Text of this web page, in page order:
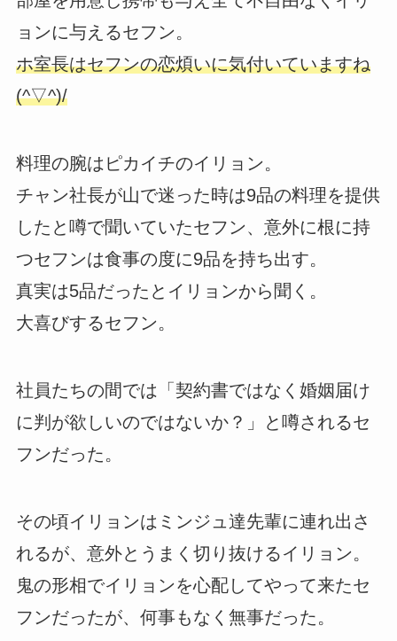
ョンに与えるセフン。
ホ室長はセフンの恋煩いに気付いていますね
(^▽^)/
料理の腕はピカイチのイリョン。
チャン社長が山で迷った時は9品の料理を提供
したと噂で聞いていたセフン、意外に根に持
つセフンは食事の度に9品を持ち出す。
真実は5品だったとイリョンから聞く。
大喜びするセフン。
社員たちの間では「契約書ではなく婚姻届け
に判が欲しいのではないか？」と噂されるセ
フンだった。
その頃イリョンはミンジュ達先輩に連れ出さ
れるが、意外とうまく切り抜けるイリョン。
鬼の形相でイリョンを心配してやって来たセ
フンだったが、何事もなく無事だった。